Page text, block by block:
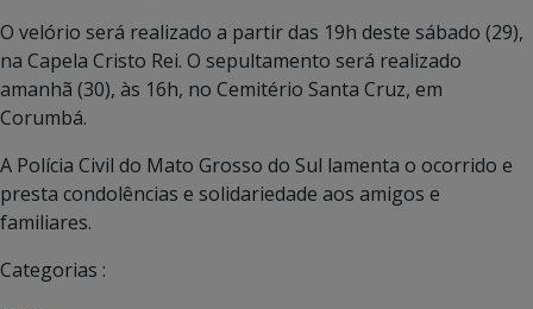
O velório será realizado a partir das 19h deste sábado (29),
na Capela Cristo Rei. O sepultamento será realizado
amanhã (30), às 16h, no Cemitério Santa Cruz, em
Corumbá.
A Polícia Civil do Mato Grosso do Sul lamenta o ocorrido e
presta condolências e solidariedade aos amigos e
familiares.
Categorias :